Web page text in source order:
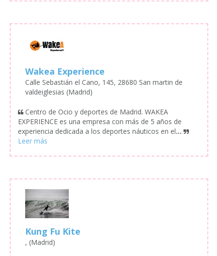
Wakea Experience
Calle Sebastián el Cano, 145, 28680 San martin de
valdeiglesias (Madrid)
Centro de Ocio y deportes de Madrid. WAKEA
EXPERIENCE es una empresa con más de 5 años de
experiencia dedicada a los deportes náuticos en el...
Kung Fu Kite
, (Madrid)